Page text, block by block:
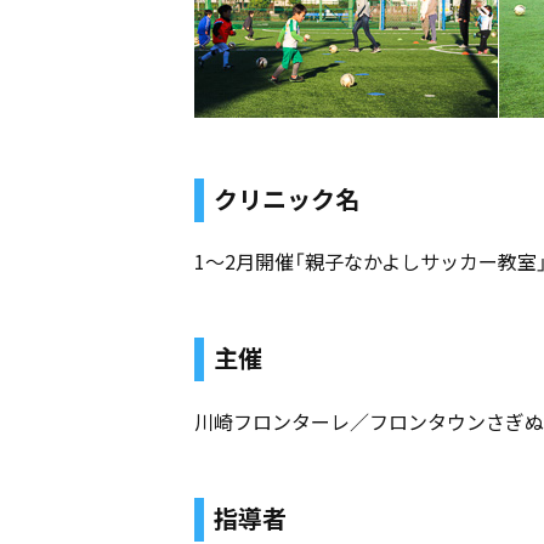
クリニック名
1〜2月開催「親子なかよしサッカー教室
主催
川崎フロンターレ／フロンタウンさぎ
指導者